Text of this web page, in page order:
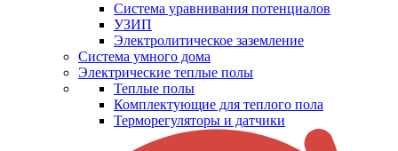
Система уравнивания потенциалов
УЗИП
Электролитическое заземление
Система умного дома
Электрические теплые полы
Теплые полы
Комплектующие для теплого пола
Терморегуляторы и датчики